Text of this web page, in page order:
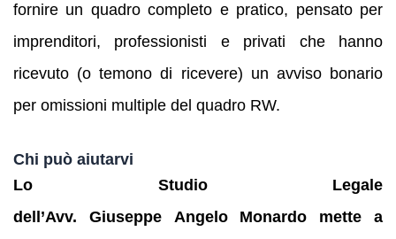
fornire un quadro completo e pratico, pensato per
imprenditori, professionisti e privati che hanno
ricevuto (o temono di ricevere) un avviso bonario
per omissioni multiple del quadro RW.
Chi può aiutarvi
Lo Studio Legale
dell’Avv. Giuseppe Angelo Monardo mette a